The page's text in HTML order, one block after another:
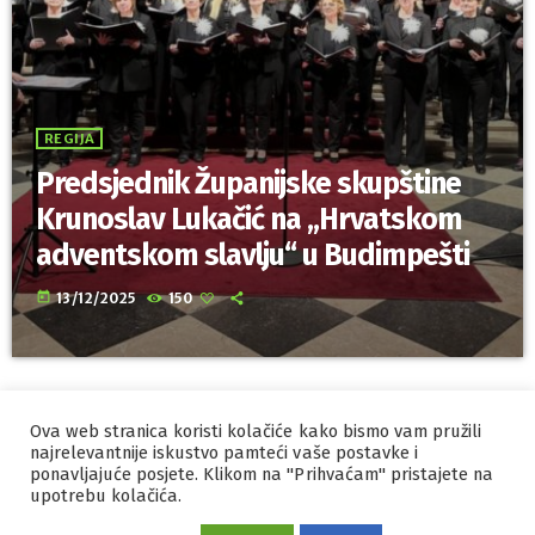
REGIJA
Predsjednik Županijske skupštine
Krunoslav Lukačić na „Hrvatskom
adventskom slavlju“ u Budimpešti
today 13/12/2025 150
IZRADA I HOSTINGORBIS
MARKETING
PRAVILA PRIVATNOSTI
Ova web stranica koristi kolačiće kako bismo vam pružili
najrelevantnije iskustvo pamteći vaše postavke i
ponavljajuće posjete. Klikom na "Prihvaćam" pristajete na
upotrebu kolačića.